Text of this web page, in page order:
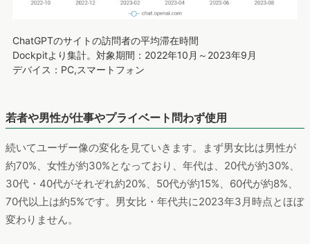
ChatGPTのサイトの訪問者の平均滞在時間
Dockpitより集計。対象期間：2022年10月～2023年9月
デバイス：PC,スマートフォン
若者や男性が仕事やプライベート問わず使用
続いてユーザー像の変化を見ていきます。まず男女比は男性が
約70%、女性が約30%となっており、年代は、20代が約30%、
30代・40代がそれぞれ約20%、50代が約15%、60代が約8%、
70代以上は約5%です。男女比・年代共に2023年3月時点とほぼ
変わりません。